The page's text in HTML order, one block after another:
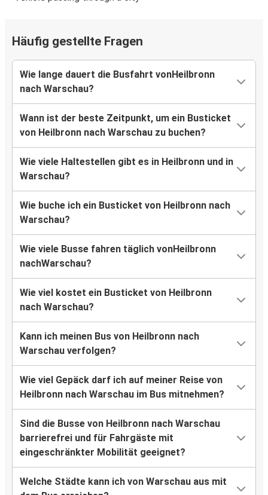
Häufig gestellte Fragen
Wie lange dauert die Busfahrt vonHeilbronn
nach Warschau?
Wann ist der beste Zeitpunkt, um ein Busticket
von Heilbronn nach Warschau zu buchen?
Wie viele Haltestellen gibt es in Heilbronn und in
Warschau?
Wie buche ich ein Busticket von Heilbronn nach
Warschau?
Wie viele Busse fahren täglich vonHeilbronn
nachWarschau?
Wie viel kostet ein Busticket von Heilbronn
nach Warschau?
Kann ich meinen Bus von Heilbronn nach
Warschau verfolgen?
Wie viel Gepäck darf ich auf meiner Reise von
Heilbronn nach Warschau im Bus mitnehmen?
Sind die Busse von Heilbronn nach Warschau
barrierefrei und für Fahrgäste mit
eingeschränkter Mobilität geeignet?
Welche Städte kann ich von Warschau aus mit